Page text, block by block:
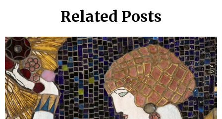
Related Posts